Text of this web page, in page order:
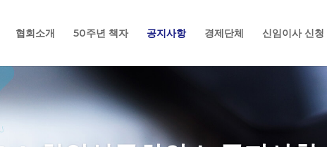
협회소개 50주년 책자 공지사항 경제단체 신임이사 신청